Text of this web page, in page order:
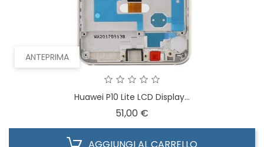
ANTEPRIMA
Huawei P10 Lite LCD Display...
51,00 €